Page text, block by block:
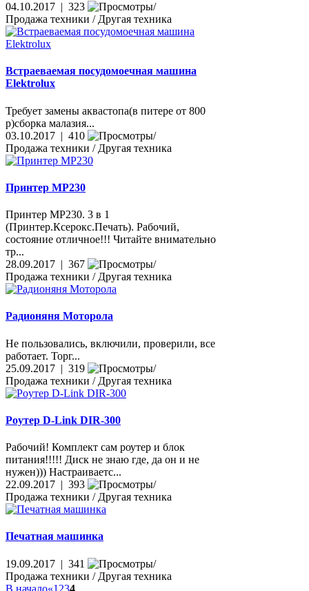
04.10.2017 | 323
Продажа техники / Другая техника
Встраеваемая посудомоечная машина
Elektrolux
Требует замены аквастопа(в питере от 800
р)сборка малазия...
03.10.2017 | 410
Продажа техники / Другая техника
Принтер МР230
Принтер МР230. 3 в 1
(Принтер.Ксерокс.Печать). Рабочий,
состояние отличное!!! Читайте внимательно
тр...
28.09.2017 | 367
Продажа техники / Другая техника
Радионяня Моторола
Не пользовались, включили, проверили, все
работает. Торг...
25.09.2017 | 319
Продажа техники / Другая техника
Роyтер D-Link DIR-300
Рабочий! Комплект сам роутер и блок
питания!!!!! Диск не знаю где, да он и не
нужен))) Настраиваетс...
22.09.2017 | 393
Продажа техники / Другая техника
Печатная машинка
19.09.2017 | 341
Продажа техники / Другая техника
В начало«1 234